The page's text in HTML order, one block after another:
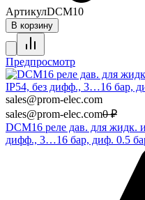
АртикулDCM10
В корзину
Предпросмотр
sales@prom-elec.com
sales@prom-elec.com0 ₽
DCM16 реле дав. для жидк.
дифф., 3…16 бар, диф. 0.5